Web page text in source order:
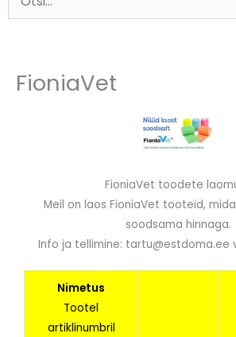
FioniaVet
FioniaVet toodete
Meil on laos FioniaVet tooteid,
soodsama hinnaga.
Info ja tellimine: tartu@estdoma.ee
Nimetus
Tootel
artiklinumbril